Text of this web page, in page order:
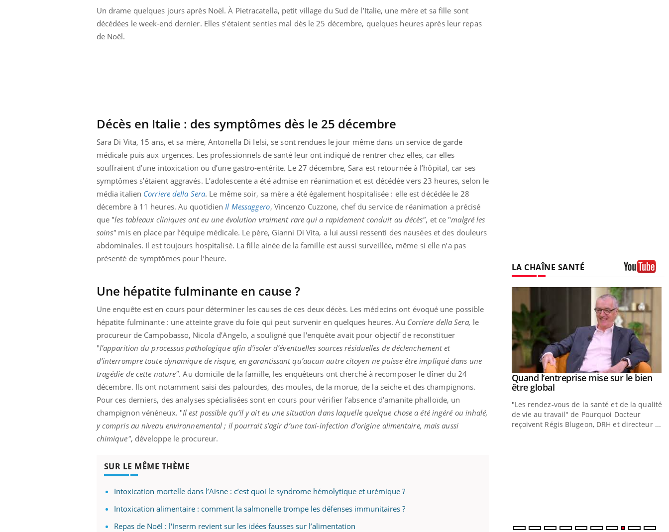
Un drame quelques jours après Noël. À Pietracatella, petit village du Sud de l’Italie, une mère et sa fille sont
décédées le week-end dernier. Elles s’étaient senties mal dès le 25 décembre, quelques heures après leur repas
de Noël.
Décès en Italie : des symptômes dès le 25 décembre
Sara Di Vita, 15 ans, et sa mère, Antonella Di Ielsi, se sont rendues le jour même dans un service de garde
médicale puis aux urgences. Les professionnels de santé leur ont indiqué de rentrer chez elles, car elles
souffraient d’une intoxication ou d’une gastro-entérite. Le 27 décembre, Sara est retournée à l’hôpital, car ses
symptômes s’étaient aggravés. L’adolescente a été admise en réanimation et est décédée vers 23 heures, selon le
média italien Corriere della Sera. Le même soir, sa mère a été également hospitalisée : elle est décédée le 28
décembre à 11 heures. Au quotidien Il Messaggero, Vincenzo Cuzzone, chef du service de réanimation a précisé
que "les tableaux cliniques ont eu une évolution vraiment rare qui a rapidement conduit au décès", et ce "malgré les
soins" mis en place par l’équipe médicale. Le père, Gianni Di Vita, a lui aussi ressenti des nausées et des douleurs
abdominales. Il est toujours hospitalisé. La fille ainée de la famille est aussi surveillée, même si elle n’a pas
présenté de symptômes pour l’heure.
Une hépatite fulminante en cause ?
Une enquête est en cours pour déterminer les causes de ces deux décès. Les médecins ont évoqué une possible
hépatite fulminante : une atteinte grave du foie qui peut survenir en quelques heures. Au Corriere della Sera, le
procureur de Campobasso, Nicola d’Angelo, a souligné que l'enquête avait pour objectif de reconstituer
"l’apparition du processus pathologique afin d’isoler d’éventuelles sources résiduelles de déclenchement et
d’interrompre toute dynamique de risque, en garantissant qu’aucun autre citoyen ne puisse être impliqué dans une
tragédie de cette nature". Au domicile de la famille, les enquêteurs ont cherché à recomposer le dîner du 24
décembre. Ils ont notamment saisi des palourdes, des moules, de la morue, de la seiche et des champignons.
Pour ces derniers, des analyses spécialisées sont en cours pour vérifier l’absence d’amanite phalloïde, un
champignon vénéneux. "Il est possible qu’il y ait eu une situation dans laquelle quelque chose a été ingéré ou inhalé,
y compris au niveau environnemental ; il pourrait s’agir d’une toxi-infection d’origine alimentaire, mais aussi
chimique", développe le procureur.
SUR LE MÊME THÈME
Intoxication mortelle dans l’Aisne : c’est quoi le syndrome hémolytique et urémique ?
Intoxication alimentaire : comment la salmonelle trompe les défenses immunitaires ?
Repas de Noël : l'Inserm revient sur les idées fausses sur l’alimentation
LA CHAÎNE SANTÉ
Diabète & Ramadan 2026 Youtube
Le Ramadan approche, et, pour de
nombreuses personnes atteintes de diabète,
c'est une période de questions, de défis,
Youtube
Un « jumeau numérique » pour
faciliter l’accès à la médecine
préventive Youtube
Un établissement lié à un groupe mutualiste
innove en matière de bilan de santé :
l'utilisation d'un « jumeau numérique »
permet ...
Youtube
COUP DE FOOD sur le diabète Youtube
Coup de food sur le diabète, c'est votre
nouveau rendez-vous culinaire qui bouscule
les idées reçues ! Dans cet épisode, une ...
Youtube
Quand l’entreprise mise sur le bien
être globalYoutube
"Les rendez-vous de la santé et de la qualité
de vie au travail" de Pourquoi Docteur
reçoivent Régis Blugeon, DRH et directeur ...